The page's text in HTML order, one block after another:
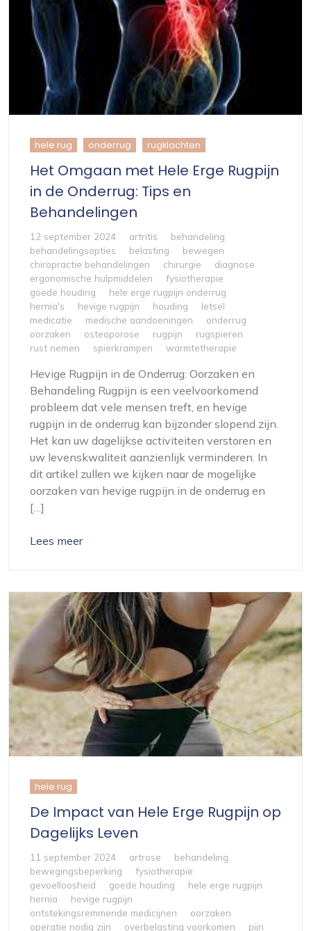
hele rug onderrug rugklachten
Het Omgaan met Hele Erge Rugpijn
in de Onderrug: Tips en
Behandelingen
12 september 2024 artritis
behandeling
behandelingsopties
belasting
bewegen
chiropractie behandelingen
chirurgie
diagnose
ergonomische hulpmiddelen
fysiotherapie
goede houding
hele erge rugpijn onderrug
hernia's
hevige rugpijn houding
letsel
medicatie
medische aandoeningen
onderrug
oorzaken
osteoporose rugpijn
rugspieren
rust nemen
spierkrampen warmtetherapie
Hevige Rugpijn in de Onderrug: Oorzaken en
Behandeling Rugpijn is een veelvoorkomend
probleem dat vele mensen treft, en hevige
rugpijn in de onderrug kan bijzonder slopend zijn.
Het kan uw dagelijkse activiteiten verstoren en
uw levenskwaliteit aanzienlijk verminderen. In
dit artikel zullen we kijken naar de mogelijke
oorzaken van hevige rugpijn in de onderrug en
[…]
Lees meer
hele rug
De Impact van Hele Erge Rugpijn op
Dagelijks Leven
11 september 2024 artrose
behandeling
bewegingsbeperking
fysiotherapie
gevoelloosheid
goede houding
hele erge rugpijn
hernia
hevige rugpijn
ontstekingsremmende medicijnen
oorzaken
operatie nodig zijn
overbelasting voorkomen pijn